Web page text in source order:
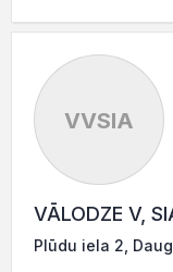
VVSIA
VĀLODZE V,
Plūdu iela 2,